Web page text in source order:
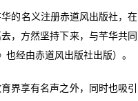
的名义注册赤道风出版社，在
，方然坚持下来，与芊华共同
经由赤道风出版社出版）。
界享有名声之外，同时也吸引